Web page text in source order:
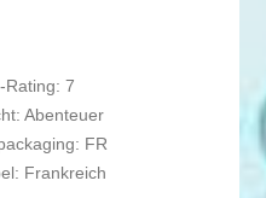
Rating: 7
Abenteuer
FR
Frankreich